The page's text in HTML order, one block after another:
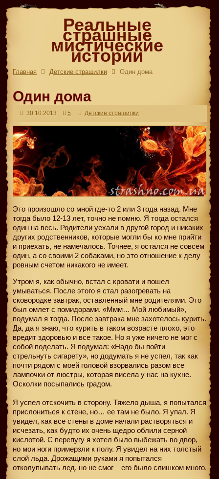
Реальные
страшные
мистические
истории
Главная Детские страшилки Один дома
Один дома
30.10.2013 5 Детские страшилки
Это произошло со мной где-то 2 или 3 года назад. Мне
тогда было 12-13 лет, точно не помню. Я тогда остался
один на весь. Родители уехали в другой город и никаких
других родственников, которые могли бы ко мне прийти
и приехать, не намечалось. Точнее, я остался не совсем
один, а со своими 2 собаками, но это отношение к делу
ровным счетом никакого не имеет.
Утром я, как обычно, встал с кровати и пошел
умываться. После этого я стал разогревать на
сковородке завтрак, оставленный мне родителями. Это
был омлет с помидорами. «Ммм… Мой любимый»,
подумал я тогда. После завтрака мне захотелось курить.
Да, да я знаю, что курить в таком возрасте плохо, это
вредит здоровью и все такое. Но я уже ничего не мог с
собой поделать. Я подумал: «Надо бы пойти
стрельнуть сигарету», но додумать я не успел, так как
почти рядом с моей головой взорвались разом все
лампочки от люстры, которая висела у нас на кухне.
Осколки посыпались градом.
Я успел отскочить в сторону. Тяжело дыша, я попытался
прислониться к стене, но… ее там не было. Я упал. Я
увидел, как все стены в доме начали растворяться и
исчезать, как будто их очень щедро облили серной
кислотой. С перепугу я хотел было выбежать во двор,
но мои ноги примерзли к полу. Я увидел на них толстый
слой льда. Дрожащими руками я попытался
отколупывать лед, но не смог – его было слишком много.